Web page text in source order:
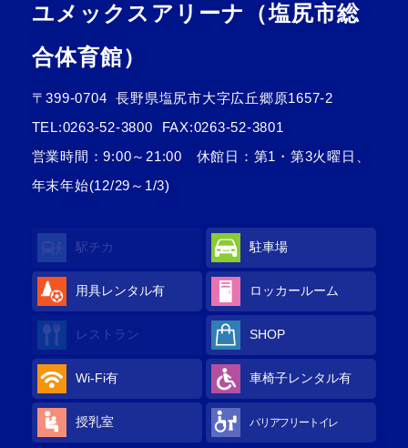
ユメックスアリーナ（塩尻市総
合体育館）
〒399-0704
長野県塩尻市大字広丘郷原1657-2
TEL:0263-52-3800
FAX:0263-52-3801
営業時間：9:00～21:00 休館日：第1・第3火曜日、
年末年始(12/29～1/3)
駅チカ 駐車場
用具レンタル有 ロッカールーム
レストラン SHOP
Wi-Fi有 車椅子レンタル有
授乳室 バリアフリートイレ